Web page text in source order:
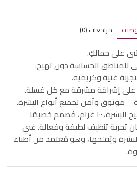
مراجعات (0)
على جمالكِ.
للمناطق الحساسة دون تهيج.
غنية وكريمية.
على إشراقة مشرقة مع كل غسلة.
– موثوق وآمن لجميع أنواع البشرة.
صابون ألاتار لتبييض وتفتيح البشرة، ١٠٠ غرام، مُصمم خصيصًا
تجربة تنظيف لطيفة وفعالة. غني
ويُفتحها، وهو مُعتمد من أطباء